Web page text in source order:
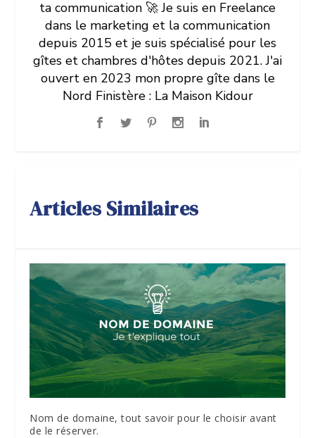
ta communication 🚀 Je suis en Freelance
dans le marketing et la communication
depuis 2015 et je suis spécialisé pour les
gîtes et chambres d'hôtes depuis 2021. J'ai
ouvert en 2023 mon propre gîte dans le
Nord Finistère : La Maison Kidour
Articles Similaires
Nom de domaine, tout savoir pour le choisir avant
de le réserver.